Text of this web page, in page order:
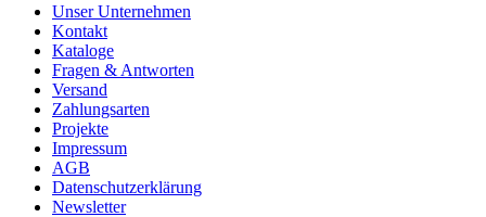
Unser Unternehmen
Kontakt
Kataloge
Fragen & Antworten
Versand
Zahlungsarten
Projekte
Impressum
AGB
Datenschutzerklärung
Newsletter